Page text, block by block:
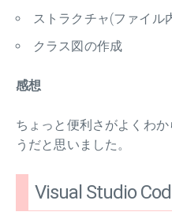
ストラクチャ(ファイル
クラス図の作成
感想
ちょっと便利さがよくわ
うだと思いました。
Visual Studio